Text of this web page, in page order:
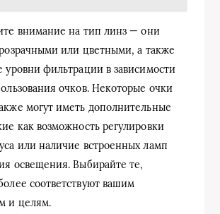
внимание на тип линз — они
или цветными, а также
уровни фильтрации в зависимости
очков. Некоторые очки
могут иметь дополнительные
как возможность регулировки
или наличие встроенных ламп
освещения. Выбирайте те,
соответствуют вашим
и целям.